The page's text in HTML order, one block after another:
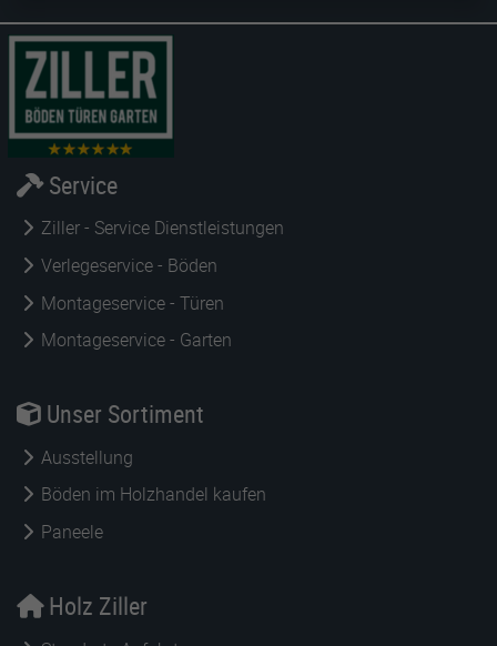
Service
Ziller - Service Dienstleistungen
Verlegeservice - Böden
Montageservice - Türen
Montageservice - Garten
Unser Sortiment
Ausstellung
Böden im Holzhandel kaufen
Paneele
Holz Ziller